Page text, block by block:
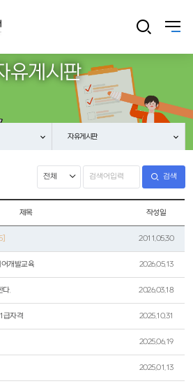
유게시판
자유게시판
검색
제목 작성일
2011.05.30
어개발교육 2026.05.13
다. 2026.03.18
급자격 2025.10.31
2025.06.19
2025.01.13